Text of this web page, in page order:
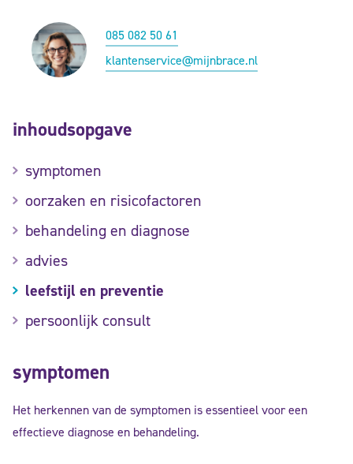
085 082 50 61
klantenservice@mijnbrace.nl
symptomen
Het herkennen van de symptomen is essentieel voor een
effectieve diagnose en behandeling.
inhoudsopgave
symptomen
oorzaken en risicofactoren
behandeling en diagnose
advies
leefstijl en preventie
persoonlijk consult